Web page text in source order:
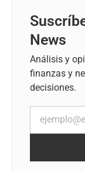
News
Análisis y
finanzas y
decisiones.